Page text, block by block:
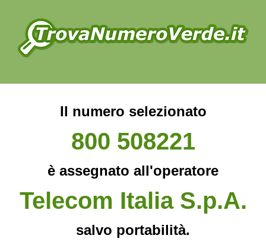
Il numero selezionato
800 508221
è assegnato all'operatore
Telecom Italia S.p.A.
salvo portabilità.